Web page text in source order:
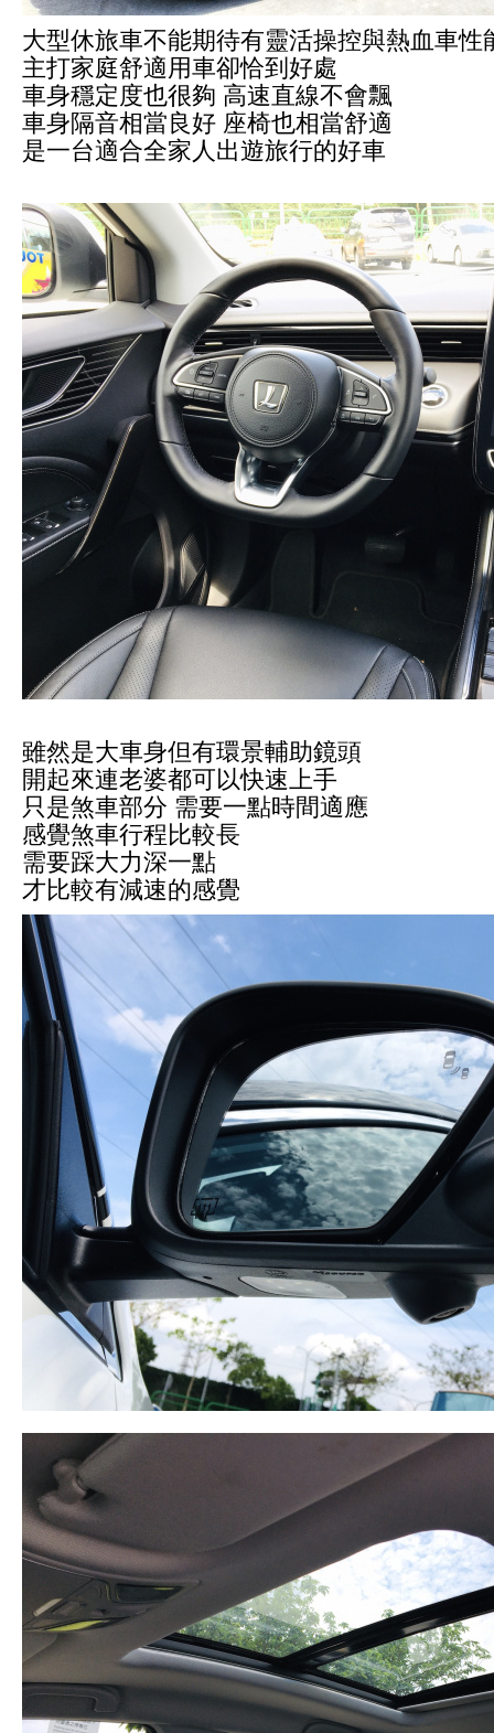
大型休旅車不能期待有靈活操控與熱血車性
主打家庭舒適用車卻恰到好處
車身穩定度也很夠 高速直線不會飄
車身隔音相當良好 座椅也相當舒適
是一台適合全家人出遊旅行的好車
雖然是大車身但有環景輔助鏡頭
開起來連老婆都可以快速上手
只是煞車部分 需要一點時間適應
感覺煞車行程比較長
需要踩大力深一點
才比較有減速的感覺